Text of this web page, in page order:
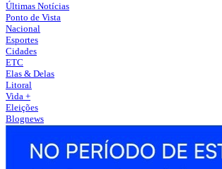
Últimas Notícias
Ponto de Vista
Nacional
Esportes
Cidades
ETC
Elas & Delas
Litoral
Vida +
Eleições
Blognews